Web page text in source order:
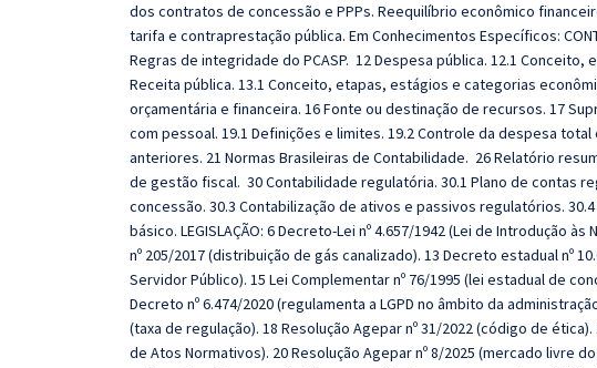
dos contratos de concessão e PPPs. Reequilíbrio econômico
tarifa e contraprestação pública. Em Conhecimentos Específicos:
Regras de integridade do PCASP. 12 Despesa pública. 12.1
Receita pública. 13.1 Conceito, etapas, estágios e categorias
orçamentária e financeira. 16 Fonte ou destinação de recursos. 17
com pessoal. 19.1 Definições e limites. 19.2 Controle da despesa
anteriores. 21 Normas Brasileiras de Contabilidade. 26 Relatório
de gestão fiscal. 30 Contabilidade regulatória. 30.1 Plano de contas
concessão. 30.3 Contabilização de ativos e passivos regulatórios.
básico. LEGISLAÇÃO: 6 Decreto-Lei nº 4.657/1942 (Lei de Introdução
nº 205/2017 (distribuição de gás canalizado). 13 Decreto estadual nº
Servidor Público). 15 Lei Complementar nº 76/1995 (lei estadual de
Decreto nº 6.474/2020 (regulamenta a LGPD no âmbito da
(taxa de regulação). 18 Resolução Agepar nº 31/2022 (código de
de Atos Normativos). 20 Resolução Agepar nº 8/2025 (mercado livre